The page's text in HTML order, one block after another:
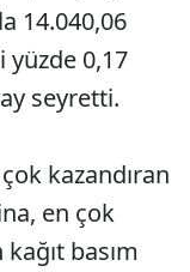
14.040,06
yüzde 0,17
seyretti.
kazandıran
en çok
basım